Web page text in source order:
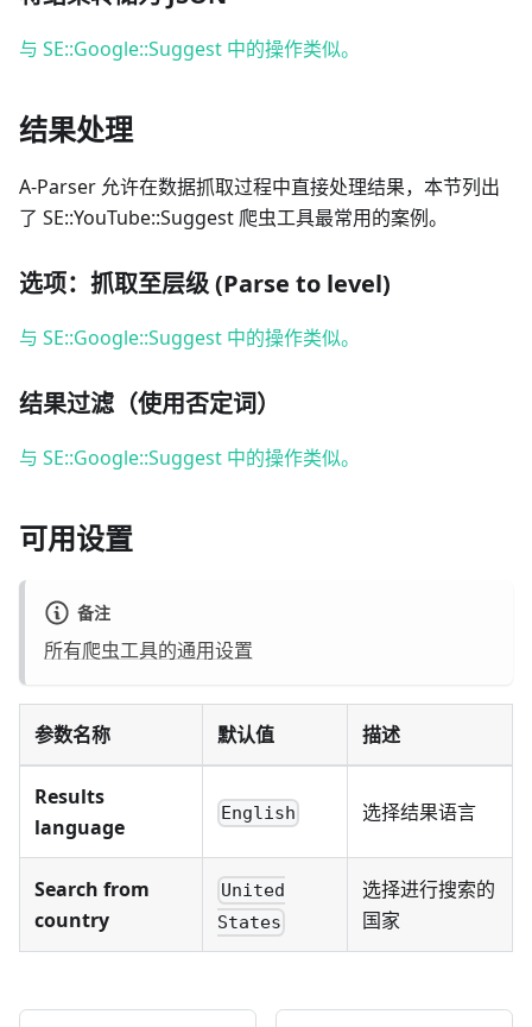
与 SE::Google::Suggest 中的操作类似。
结果处理
A-Parser 允许在数据抓取过程中直接处理结果，本节列出
了 SE::YouTube::Suggest 爬虫工具最常用的案例。
选项：抓取至层级 (Parse to level)
与 SE::Google::Suggest 中的操作类似。
结果过滤（使用否定词）
与 SE::Google::Suggest 中的操作类似。
可用设置
备注
所有爬虫工具的通用设置
参数名称 默认值 描述
Results
language
English 选择结果语言
Search from
country
United
States
选择进行搜索的
国家